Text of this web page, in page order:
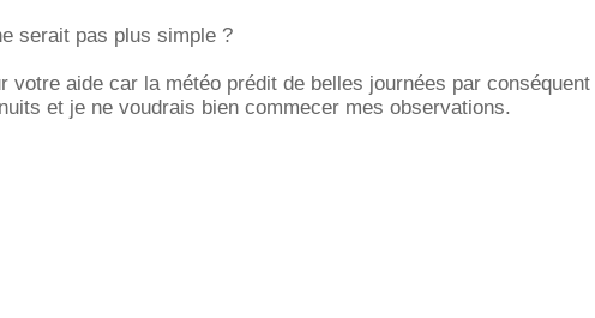
serait pas plus simple ?
votre aide car la météo prédit de belles journées par conséquent
et je ne voudrais bien commecer mes observations.